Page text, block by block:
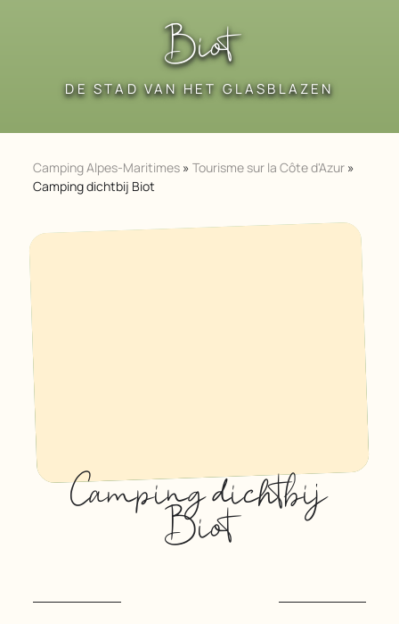
Biot
DE STAD VAN HET GLASBLAZEN
Camping Alpes-Maritimes »Tourisme sur la Côte d'Azur »
Camping dichtbij Biot
Camping dichtbij
Biot